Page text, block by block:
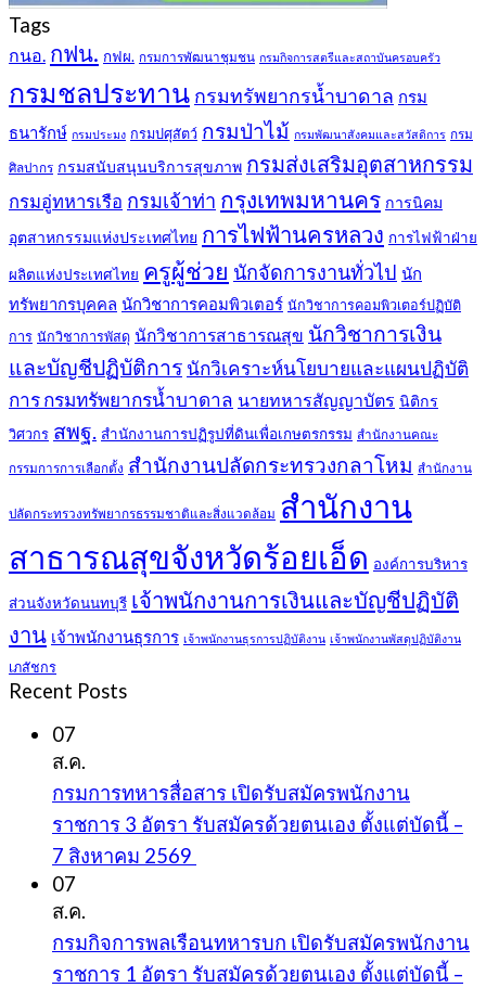
Tags
กนอ. กฟน. กฟผ. กรมการพัฒนาชุมชน กรมกิจการสตรีและสถาบันครอบครัว
กรมชลประทาน กรมทรัพยากรน้ำบาดาล กรม
ธนารักษ์ กรมประมง กรมปศุสัตว์ กรมป่าไม้ กรมพัฒนาสังคมและสวัสดิการ กรม
ศิลปากร กรมสนับสนุนบริการสุขภาพ กรมส่งเสริมอุตสาหกรรม
กรมอู่ทหารเรือ กรมเจ้าท่า กรุงเทพมหานคร การนิคม
อุตสาหกรรมแห่งประเทศไทย การไฟฟ้านครหลวง การไฟฟ้าฝ่าย
ผลิตแห่งประเทศไทย ครูผู้ช่วย นักจัดการงานทั่วไป นัก
ทรัพยากรบุคคล นักวิชาการคอมพิวเตอร์ นักวิชาการคอมพิวเตอร์ปฏิบัติ
การ นักวิชาการพัสดุ นักวิชาการสาธารณสุข นักวิชาการเงิน
และบัญชีปฏิบัติการ นักวิเคราะห์นโยบายและแผนปฏิบัติ
การ กรมทรัพยากรน้ำบาดาล นายทหารสัญญาบัตร นิติกร
วิศวกร สพฐ. สำนักงานการปฏิรูปที่ดินเพื่อเกษตรกรรม สำนักงานคณะ
กรรมการการเลือกตั้ง สำนักงานปลัดกระทรวงกลาโหม สำนักงาน
ปลัดกระทรวงทรัพยากรธรรมชาติและสิ่งแวดล้อม สำนักงาน
สาธารณสุขจังหวัดร้อยเอ็ด องค์การบริหาร
ส่วนจังหวัดนนทบุรี เจ้าพนักงานการเงินและบัญชีปฏิบัติ
งาน เจ้าพนักงานธุรการ เจ้าพนักงานธุรการปฏิบัติงาน เจ้าพนักงานพัสดุปฏิบัติงาน
เภสัชกร
Recent Posts
07
ส.ค.
กรมการทหารสื่อสาร เปิดรับสมัครพนักงาน
ราชการ 3 อัตรา รับสมัครด้วยตนเอง ตั้งแต่บัดนี้ –
7 สิงหาคม 2569
07
ส.ค.
กรมกิจการพลเรือนทหารบก เปิดรับสมัครพนักงาน
ราชการ 1 อัตรา รับสมัครด้วยตนเอง ตั้งแต่บัดนี้ –